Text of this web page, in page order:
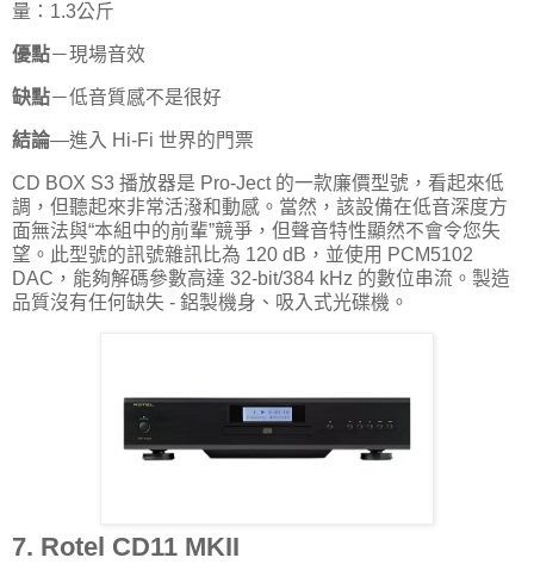
量：1.3公斤
優點－現場音效
缺點－低音質感不是很好
結論—進入 Hi-Fi 世界的門票
CD BOX S3 播放器是 Pro-Ject 的一款廉價型號，看起來低
調，但聽起來非常活潑和動感。當然，該設備在低音深度方
面無法與“本組中的前輩”競爭，但聲音特性顯然不會令您失
望。此型號的訊號雜訊比為 120 dB，並使用 PCM5102
DAC，能夠解碼參數高達 32-bit/384 kHz 的數位串流。製造
品質沒有任何缺失 - 鋁製機身、吸入式光碟機。
7. Rotel CD11 MKII